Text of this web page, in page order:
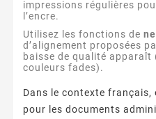
impressions régulières
l’encre.
Utilisez les fonctions de
d’alignement proposées
baisse de qualité apparaît
couleurs fades).
Dans le contexte français,
pour les documents